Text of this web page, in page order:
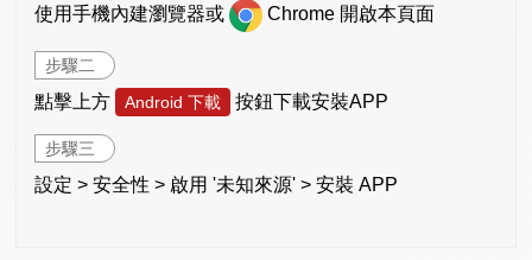
使用手機內建瀏覽器或 Chrome 開啟本頁面
步驟二
點擊上方 Android 下載 按鈕下載安裝APP
步驟三
設定 > 安全性 > 啟用 '未知來源' > 安裝 APP